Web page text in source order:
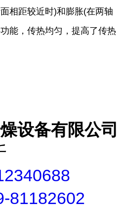
相距较近时)和膨胀(在两轴
能，传热均匀，提高了传热
设备有限公司
81182602